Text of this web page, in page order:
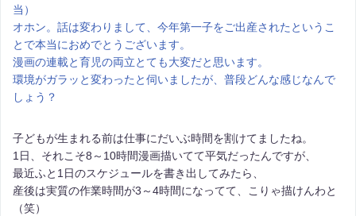
当）
オホン。話は変わりまして、今年第一子をご出産されたというこ
とで本当におめでとうございます。
漫画の連載と育児の両立とても大変だと思います。
環境がガラッと変わったと伺いましたが、普段どんな感じなんで
しょう？
子どもが生まれる前は仕事にだいぶ時間を割けてましたね。
1日、それこそ8～10時間漫画描いてて平気だったんですが、
最近ふと1日のスケジュールを書き出してみたら、
産後は実質の作業時間が3～4時間になってて、こりゃ描けんわと
（笑）